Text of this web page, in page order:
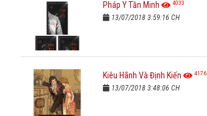
Pháp Y Tần Minh 4033
13/07/2018 3:59:16 CH
Kiêu Hãnh Và Định Kiến 4176
13/07/2018 3:48:06 CH